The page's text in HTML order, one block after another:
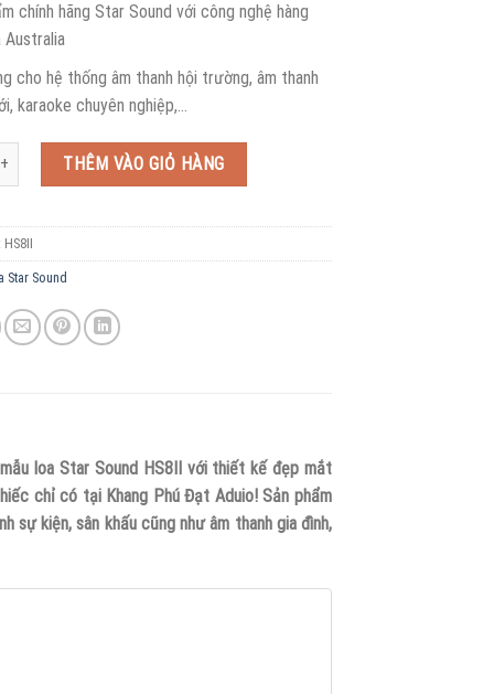
chính hãng Star Sound với công nghệ hàng
Australia
cho hệ thống âm thanh hội trường, âm thanh
karaoke chuyên nghiệp,…
HS8II số lượngTHÊM VÀO GIỎ HÀNG
HS8II
Star Sound
loa Star Sound HS8II với thiết kế đẹp mắt
chỉ có tại Khang Phú Đạt Aduio! Sản phẩm
sự kiện, sân khấu cũng như âm thanh gia đình,